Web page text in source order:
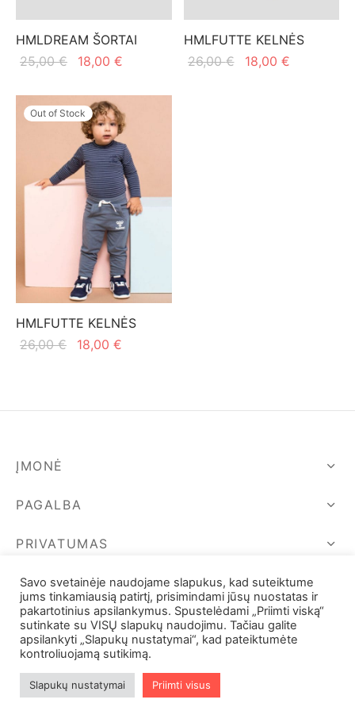
Filters
HMLDREAM ŠORTAI
25,00€
Original
was:
25,00 €.
18,00 €
18,00 €.
HMLFUTTE KELNĖS
26,00€
Original
18,00 €
Out of Stock
HMLFUTTE KELNĖS
26,00€
Original
18,00 €
ĮMONĖ
PAGALBA
PRIVATUMAS
SEKIME MUS
Savo svetainėje naudojame slapukus, kad suteiktume
jums tinkamiausią patirtį, prisimindami jūsų nuostatas ir
pakartotinius apsilankymus. Spustelėdami „Priimti viską“
sutinkate su VISŲ slapukų naudojimu. Tačiau galite
apsilankyti „Slapukų nustatymai“, kad pateiktumėte
kontroliuojamą sutikimą.
Slapukų nustatymai Priimti visus